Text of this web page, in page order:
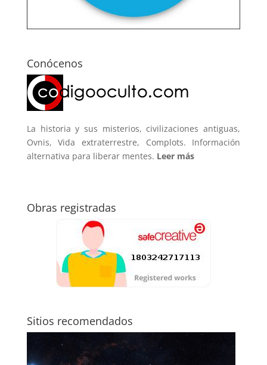
Conócenos
La historia y sus misterios, civilizaciones antiguas,
Ovnis, Vida extraterrestre, Complots. Información
alternativa para liberar mentes. Leer más
Obras registradas
Sitios recomendados